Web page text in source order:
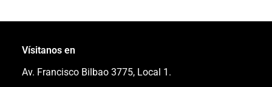
Vísitanos en
Av. Francisco Bilbao 3775, Local 1.